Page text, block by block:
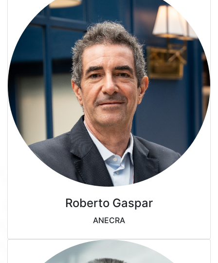
Roberto Gaspar
ANECRA